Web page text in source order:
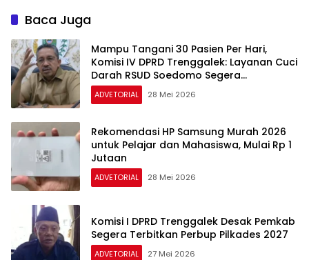
PerdaBaca Juga
Mampu Tangani 30 Pasien Per Hari,
Komisi IV DPRD Trenggalek: Layanan Cuci
Darah RSUD Soedomo Segera
Beroperasi
ADVETORIAL 28 Mei 2026
Rekomendasi HP Samsung Murah 2026
untuk Pelajar dan Mahasiswa, Mulai Rp 1
Jutaan
ADVETORIAL 28 Mei 2026
Komisi I DPRD Trenggalek Desak Pemkab
Segera Terbitkan Perbup Pilkades 2027
ADVETORIAL 27 Mei 2026